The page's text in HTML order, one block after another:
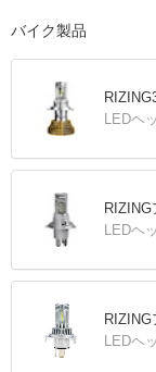
バイク製品
LEDヘ
LEDヘ
LEDヘ